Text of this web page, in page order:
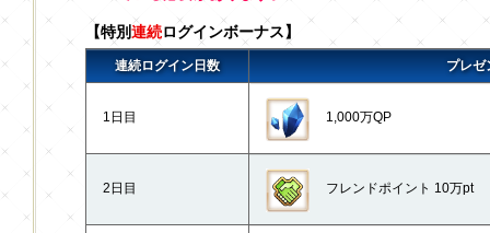
【特別連続ログインボーナス】
連続ログイン日数 プレゼ
1日目 1,000万QP
2日目 フレンドポイント 10万pt